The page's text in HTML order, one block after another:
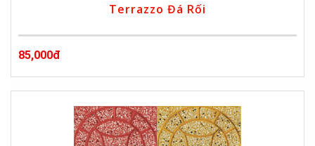
Terrazzo Đá Rối
85,000đ